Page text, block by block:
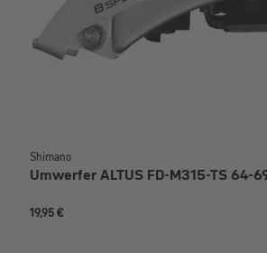
Shimano
Umwerfer ALTUS FD-M315-TS 64-
19,95 €